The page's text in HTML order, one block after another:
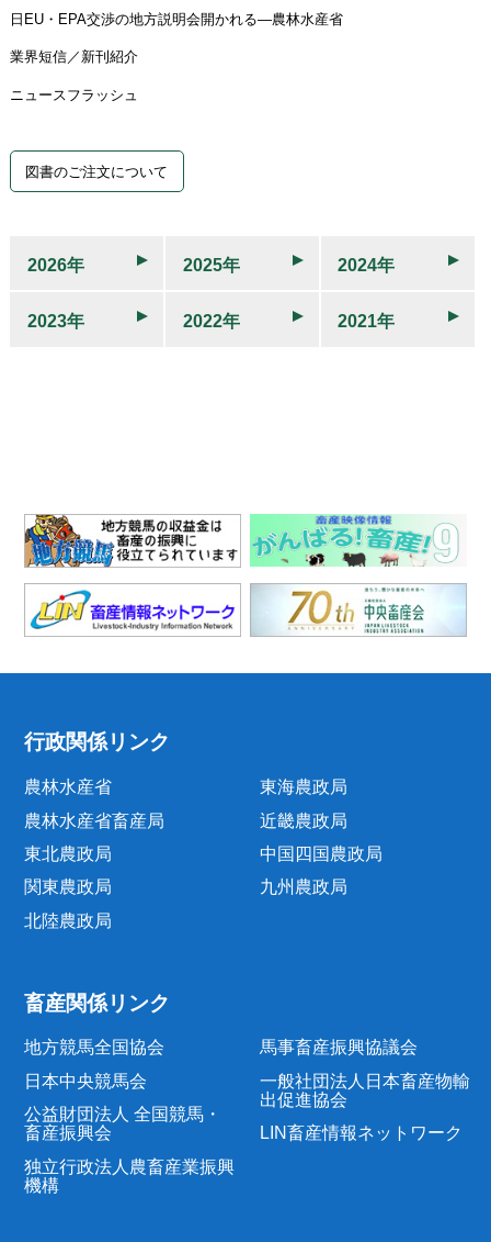
日EU・EPA交渉の地方説明会開かれる―農林水産省
業界短信／新刊紹介
ニュースフラッシュ
図書のご注文について
2026年 2025年 2024年
2023年 2022年 2021年
行政関係リンク
農林水産省
農林水産省畜産局
東北農政局
関東農政局
北陸農政局
東海農政局
近畿農政局
中国四国農政局
九州農政局
畜産関係リンク
地方競馬全国協会
日本中央競馬会
公益財団法人 全国競馬・
畜産振興会
独立行政法人農畜産業振興
機構
馬事畜産振興協議会
一般社団法人日本畜産物輸
出促進協会
LIN畜産情報ネットワーク